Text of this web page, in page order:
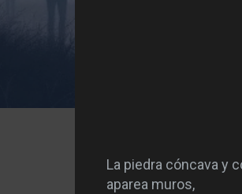
La piedra cóncava y
aparea muros,